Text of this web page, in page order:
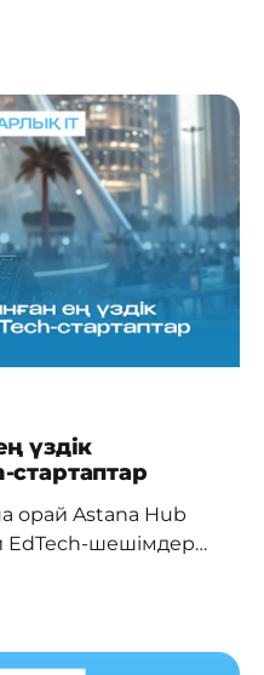
Іс-шара 100-ден
астам
инновациялар,
және технологиялық
үздік
стартаптар
орай Astana Hub
EdTech-шешімдер
оқу процесін
мүмкіндіктер ашады.